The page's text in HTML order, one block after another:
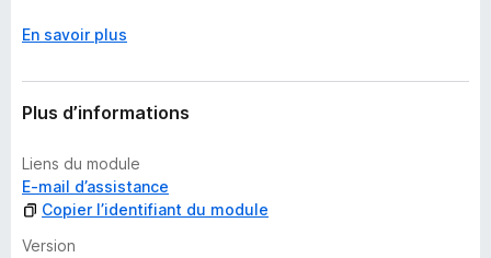
r
’
i
t
a
n
t
En savoir plus
Plus d’informations
Liens du module
E-mail d’assistance
Copier l’identifiant du module
Version